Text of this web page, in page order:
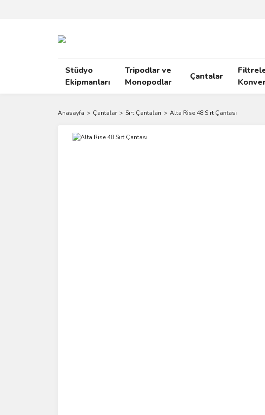
Stüdyo
Ekipmanları
Tripodlar ve
Monopodlar
Çantalar
Anasayfa Çantalar Sırt Çantaları Alta Rise 48 Sırt Çantası